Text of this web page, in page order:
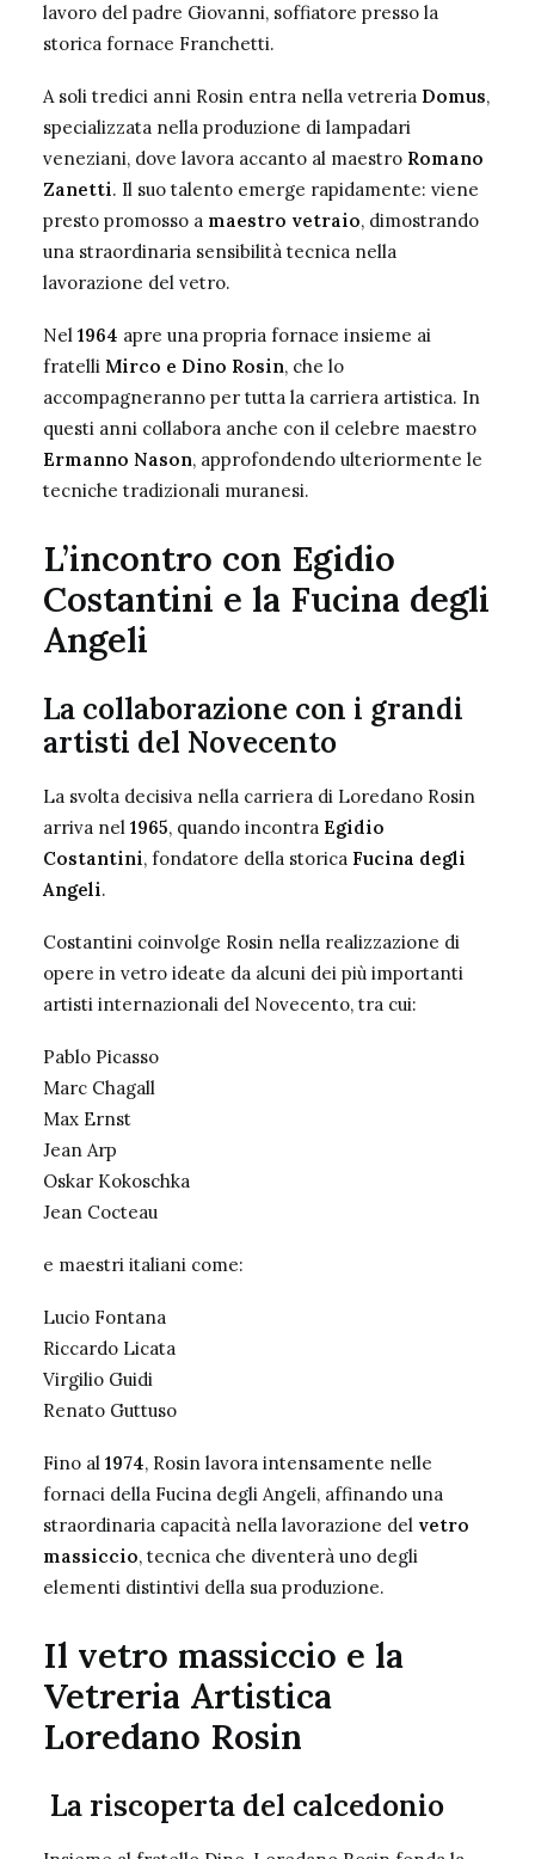
lavoro del padre Giovanni, soffiatore presso la
storica fornace Franchetti.
A soli tredici anni Rosin entra nella vetreria Domus,
specializzata nella produzione di lampadari
veneziani, dove lavora accanto al maestro Romano
Zanetti. Il suo talento emerge rapidamente: viene
presto promosso a maestro vetraio, dimostrando
una straordinaria sensibilità tecnica nella
lavorazione del vetro.
Nel 1964 apre una propria fornace insieme ai
fratelli Mirco e Dino Rosin, che lo
accompagneranno per tutta la carriera artistica. In
questi anni collabora anche con il celebre maestro
Ermanno Nason, approfondendo ulteriormente le
tecniche tradizionali muranesi.
L’incontro con Egidio
Costantini e la Fucina degli
Angeli
La collaborazione con i grandi
artisti del Novecento
La svolta decisiva nella carriera di Loredano Rosin
arriva nel 1965, quando incontra Egidio
Costantini, fondatore della storica Fucina degli
Angeli.
Costantini coinvolge Rosin nella realizzazione di
opere in vetro ideate da alcuni dei più importanti
artisti internazionali del Novecento, tra cui:
Pablo Picasso
Marc Chagall
Max Ernst
Jean Arp
Oskar Kokoschka
Jean Cocteau
e maestri italiani come:
Lucio Fontana
Riccardo Licata
Virgilio Guidi
Renato Guttuso
Fino al 1974, Rosin lavora intensamente nelle
fornaci della Fucina degli Angeli, affinando una
straordinaria capacità nella lavorazione del vetro
massiccio, tecnica che diventerà uno degli
elementi distintivi della sua produzione.
Il vetro massiccio e la
Vetreria Artistica
Loredano Rosin
La riscoperta del calcedonio